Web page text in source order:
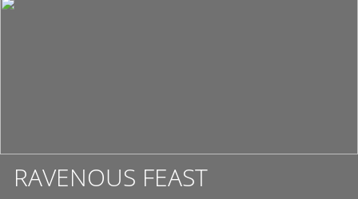
RAVENOUS FEAST